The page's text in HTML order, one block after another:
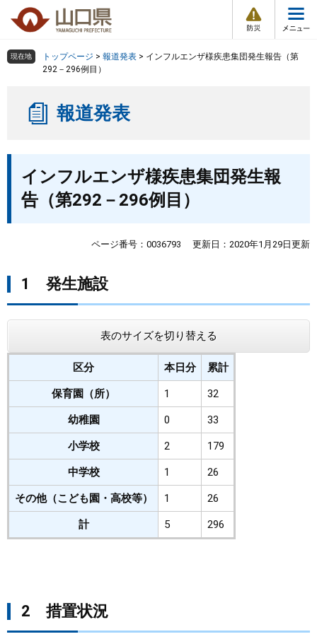
の
ー
情
報
メ
ュ
組織で探す
くらし・環境
しごと・産業・観光
県政情報
検索の仕方 組織で探す
現在地 トップページ > 報道発表 > インフルエンザ様疾患集団発生報告（第
292－296例目）
報道発表
インフルエンザ様疾患集団発生報
告（第292－296例目）
ページ番号：0036793 更新日：2020年1月29日更新
1 発生施設
表のサイズを切り替える
区分 本日分 累計
保育園（所） 1 32
幼稚園 0 33
小学校 2 179
中学校 1 26
その他（こども園・高校等） 1 26
計 5 296
2 措置状況